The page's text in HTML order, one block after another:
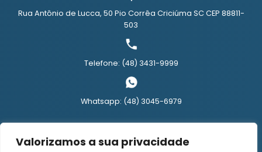
Valorizamos a sua privacidade
Rua Antônio de Lucca, 50 Pio Corrêa Criciúma SC CEP 88811-
503
Telefone: (48) 3431-9999
Whatsapp: (48) 3045-6979
Reponsável Técnico